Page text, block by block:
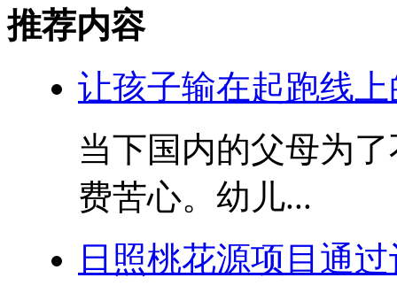
推荐内容
让孩子输在起跑线
当下国内的父母为
费苦心。幼儿...
日照桃花源项目通